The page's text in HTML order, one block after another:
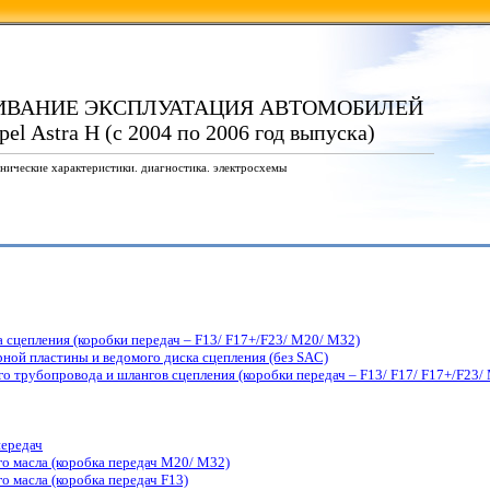
ЭКСПЛУАТАЦИЯ АВТОМОБИЛЕЙ
Astra H (с 2004 по 2006 год выпуска)
характеристики. диагностика. электросхемы
сцепления (коробки передач – F13/ F17+/F23/ M20/ M32)
пластины и ведомого диска сцепления (без SAC)
трубопровода и шлангов сцепления (коробки передач – F13/ F17/ F17+/
масла (коробка передач M20/ M32)
масла (коробка передач F13)